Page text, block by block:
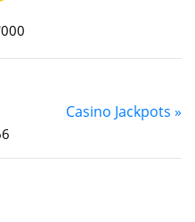
Casino Jackpots »